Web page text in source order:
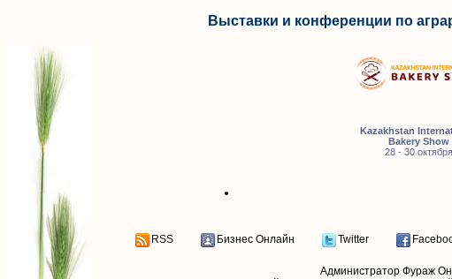
Выставки и конференции по
Kazakhstan
Bakery Show
28 - 30 октября
RSS Бизнес Онлайн Twitter
Администратор Фураж